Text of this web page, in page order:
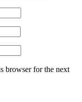
browser for the next